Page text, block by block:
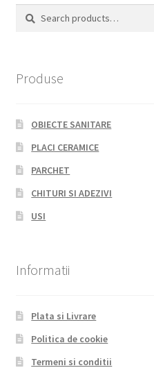
Search
Search
Produse
OBIECTE SANITARE
PLACI CERAMICE
PARCHET
CHITURI SI ADEZIVI
USI
Informatii
Plata si Livrare
Politica de cookie
Termeni si conditii